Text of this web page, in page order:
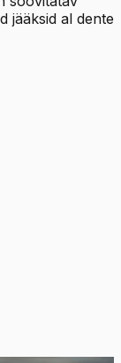
jääksid al dente